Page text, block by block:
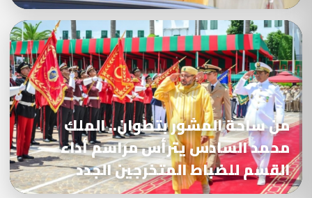
من ساحة المشور بتطوان.. الملك
محمد السادس يترأس مراسم أداء
القسم للضباط المتخرجين الجدد